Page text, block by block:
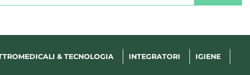
& TECNOLOGIA INTEGRATORI IGIENE